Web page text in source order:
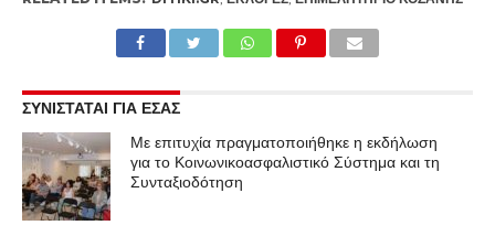
ΣΥΝΙΣΤΑΤΑΙ ΓΙΑ ΕΣΑΣ
Με επιτυχία πραγματοποιήθηκε η εκδήλωση
για το Κοινωνικοασφαλιστικό Σύστημα και τη
Συνταξιοδότηση